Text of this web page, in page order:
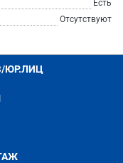
Есть
Отсутствуют
ЮР.ЛИЦ